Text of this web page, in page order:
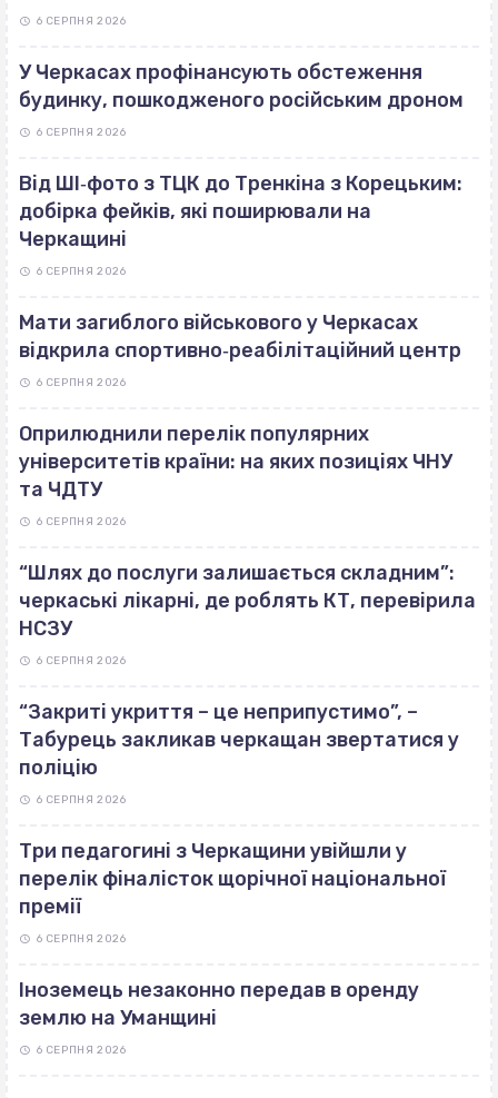
6 СЕРПНЯ 2026
У Черкасах профінансують обстеження
будинку, пошкодженого російським дроном
6 СЕРПНЯ 2026
Від ШІ‐фото з ТЦК до Тренкіна з Корецьким:
добірка фейків, які поширювали на
Черкащині
6 СЕРПНЯ 2026
Мати загиблого військового у Черкасах
відкрила спортивно‐реабілітаційний центр
6 СЕРПНЯ 2026
Оприлюднили перелік популярних
університетів країни: на яких позиціях ЧНУ
та ЧДТУ
6 СЕРПНЯ 2026
“Шлях до послуги залишається складним”:
черкаські лікарні, де роблять КТ, перевірила
НСЗУ
6 СЕРПНЯ 2026
“Закриті укриття – це неприпустимо”, –
Табурець закликав черкащан звертатися у
поліцію
6 СЕРПНЯ 2026
Три педагогині з Черкащини увійшли у
перелік фіналісток щорічної національної
премії
6 СЕРПНЯ 2026
Іноземець незаконно передав в оренду
землю на Уманщині
6 СЕРПНЯ 2026